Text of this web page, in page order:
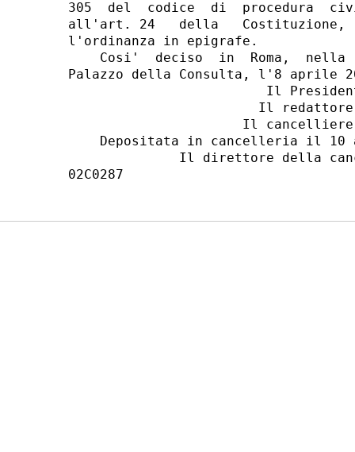
305  del  codice  di  procedura
all'art. 24   della   Costituzione,
l'ordinanza in epigrafe.
Cosi'  deciso  in  Roma,  nella
Palazzo della Consulta, l'8 aprile
Il
Il
Il
Depositata in cancelleria il 10
Il direttore della